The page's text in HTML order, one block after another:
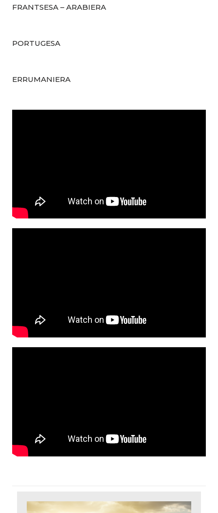
FRANTSESA – ARABIERA
PORTUGESA
ERRUMANIERA